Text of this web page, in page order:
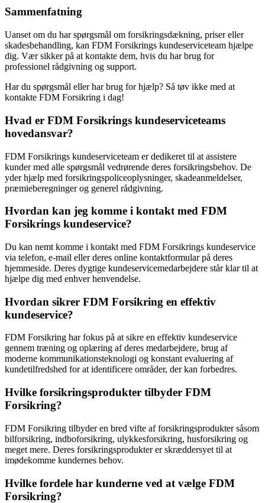
Sammenfatning
Uanset om du har spørgsmål om forsikringsdækning, priser eller
skadesbehandling, kan FDM Forsikrings kundeserviceteam hjælpe
dig. Vær sikker på at kontakte dem, hvis du har brug for
professionel rådgivning og support.
Har du spørgsmål eller har brug for hjælp? Så tøv ikke med at
kontakte FDM Forsikring i dag!
Hvad er FDM Forsikrings kundeserviceteams
hovedansvar?
FDM Forsikrings kundeserviceteam er dedikeret til at assistere
kunder med alle spørgsmål vedrørende deres forsikringsbehov. De
yder hjælp med forsikringspoliceoplysninger, skadeanmeldelser,
præmieberegninger og generel rådgivning.
Hvordan kan jeg komme i kontakt med FDM
Forsikrings kundeservice?
Du kan nemt komme i kontakt med FDM Forsikrings kundeservice
via telefon, e-mail eller deres online kontaktformular på deres
hjemmeside. Deres dygtige kundeservicemedarbejdere står klar til at
hjælpe dig med enhver henvendelse.
Hvordan sikrer FDM Forsikring en effektiv
kundeservice?
FDM Forsikring har fokus på at sikre en effektiv kundeservice
gennem træning og oplæring af deres medarbejdere, brug af
moderne kommunikationsteknologi og konstant evaluering af
kundetilfredshed for at identificere områder, der kan forbedres.
Hvilke forsikringsprodukter tilbyder FDM
Forsikring?
FDM Forsikring tilbyder en bred vifte af forsikringsprodukter såsom
bilforsikring, indboforsikring, ulykkesforsikring, husforsikring og
meget mere. Deres forsikringsprodukter er skræddersyet til at
imødekomme kundernes behov.
Hvilke fordele har kunderne ved at vælge FDM
Forsikring?